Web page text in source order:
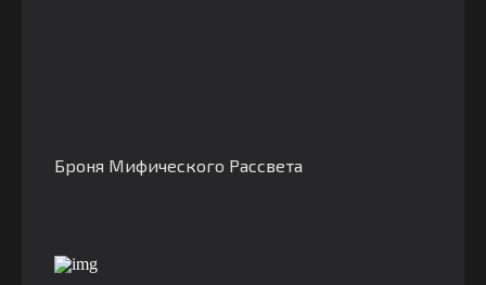
Броня Мифического Рассвета